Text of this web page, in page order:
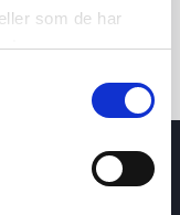
som de har